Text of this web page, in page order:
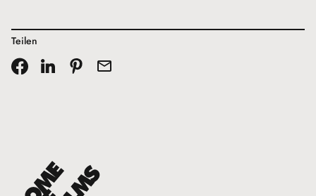
Teilen